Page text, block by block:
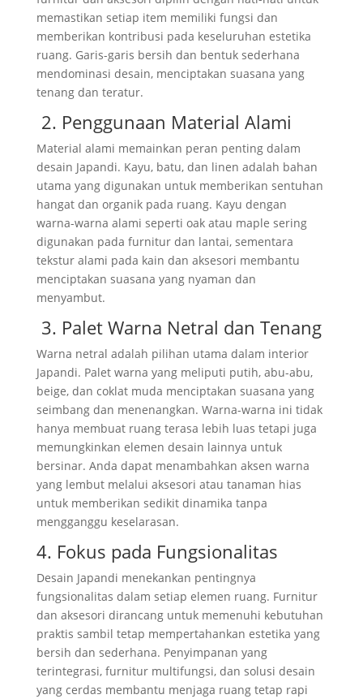
memastikan setiap item memiliki fungsi dan
memberikan kontribusi pada keseluruhan estetika
ruang. Garis-garis bersih dan bentuk sederhana
mendominasi desain, menciptakan suasana yang
tenang dan teratur.
2. Penggunaan Material Alami
Material alami memainkan peran penting dalam
desain Japandi. Kayu, batu, dan linen adalah bahan
utama yang digunakan untuk memberikan sentuhan
hangat dan organik pada ruang. Kayu dengan
warna-warna alami seperti oak atau maple sering
digunakan pada furnitur dan lantai, sementara
tekstur alami pada kain dan aksesori membantu
menciptakan suasana yang nyaman dan
menyambut.
3. Palet Warna Netral dan Tenang
Warna netral adalah pilihan utama dalam interior
Japandi. Palet warna yang meliputi putih, abu-abu,
beige, dan coklat muda menciptakan suasana yang
seimbang dan menenangkan. Warna-warna ini tidak
hanya membuat ruang terasa lebih luas tetapi juga
memungkinkan elemen desain lainnya untuk
bersinar. Anda dapat menambahkan aksen warna
yang lembut melalui aksesori atau tanaman hias
untuk memberikan sedikit dinamika tanpa
mengganggu keselarasan.
4. Fokus pada Fungsionalitas
Desain Japandi menekankan pentingnya
fungsionalitas dalam setiap elemen ruang. Furnitur
dan aksesori dirancang untuk memenuhi kebutuhan
praktis sambil tetap mempertahankan estetika yang
bersih dan sederhana. Penyimpanan yang
terintegrasi, furnitur multifungsi, dan solusi desain
yang cerdas membantu menjaga ruang tetap rapi